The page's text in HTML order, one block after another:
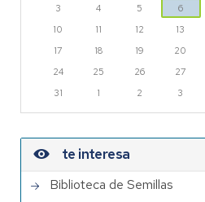
3
4 5 6
10
11 12 13
17
18 19 20
24
25 26 27
31
1 2 3
te interesa
Biblioteca de Semillas